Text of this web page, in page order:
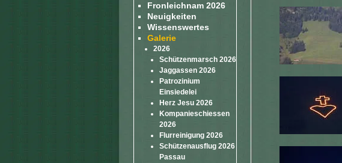
Fronleichnam 2026
Neuigkeiten
Wissenswertes
Galerie
2026
Schützenmarsch 2026
Jaggassen 2026
Patrozinium
Einsiedelei
Herz Jesu 2026
Kompanieschiessen
2026
Flurreinigung 2026
Schützenausflug 2026
Passau